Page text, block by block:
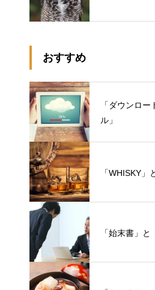
おすすめ
「ダウンロ
ル」
「WHISKY」
「始末書」と